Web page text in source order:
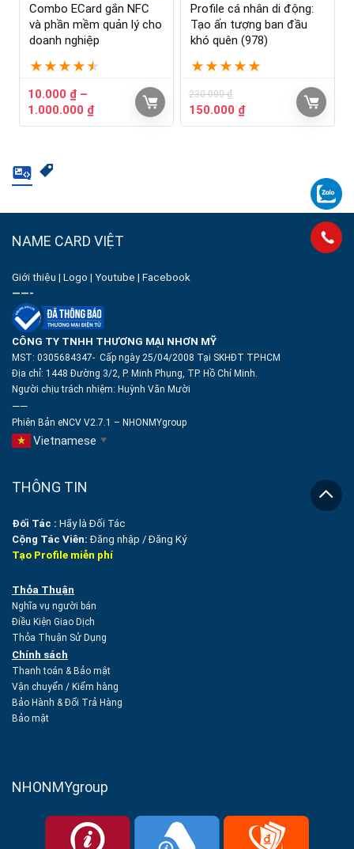
Combo ECard gắn NFC
và phần mềm quản lý cho
doanh nghiệp
★ ★ ★ ★ ★
10.000 ₫ –
1.000.000 ₫
Profile cá nhân di động:
Tạo ấn tượng ban đầu
khó quên (978)
★ ★ ★ ★ ★
230.000₫
150.000 ₫
NAME CARD VIỆT
Giới thiệu | Logo | Youtube | Facebook
——-
CÔNG TY TNHH THƯƠNG MẠI NHƠN MỸ
MST: 0305684347- Cấp ngày 25/04/2008 Tại SKHĐT TP.HCM
Địa chỉ: 1448 Đường 3/2, P. Minh Phụng, TP. Hồ Chí Minh.
Người chịu trách nhiệm: Huỳnh Văn Mười
——
Phiên Bản eNCV V2.7.1 – NHONMYgroup
Vietnamese ▼
THÔNG TIN
Đối Tác : Hãy là Đối Tác
Cộng Tác Viên: Đăng nhập /Đăng Ký
Tạo Profile miễn phí
Thỏa Thuận
Nghĩa vụ người bán
Điều Kiện Giao Dịch
Thỏa Thuận Sử Dụng
Chính sách
Thanh toán & Bảo mật
Vận chuyển / Kiểm hàng
Bảo Hành & Đổi Trả Hàng
Bảo mật
NHONMYgroup